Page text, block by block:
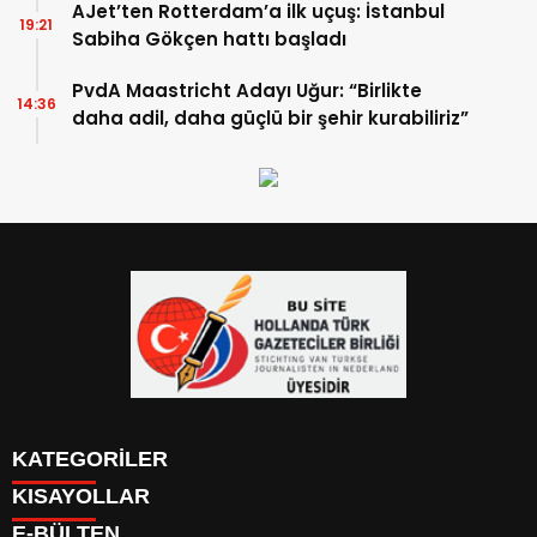
AJet’ten Rotterdam’a ilk uçuş: İstanbul
Sabiha Gökçen hattı başladı
19:21
PvdA Maastricht Adayı Uğur: “Birlikte
daha adil, daha güçlü bir şehir kurabiliriz”
14:36
KATEGORİLER
YAZARLAR
KISAYOLLAR